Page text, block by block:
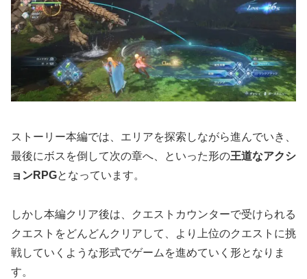
ストーリー本編では、エリアを探索しながら進んでいき、
最後にボスを倒して次の章へ、といった形の王道なアクシ
ョンRPGとなっています。
しかし本編クリア後は、クエストカウンターで受けられる
クエストをどんどんクリアして、より上位のクエストに挑
戦していくような形式でゲームを進めていく形となりま
す。